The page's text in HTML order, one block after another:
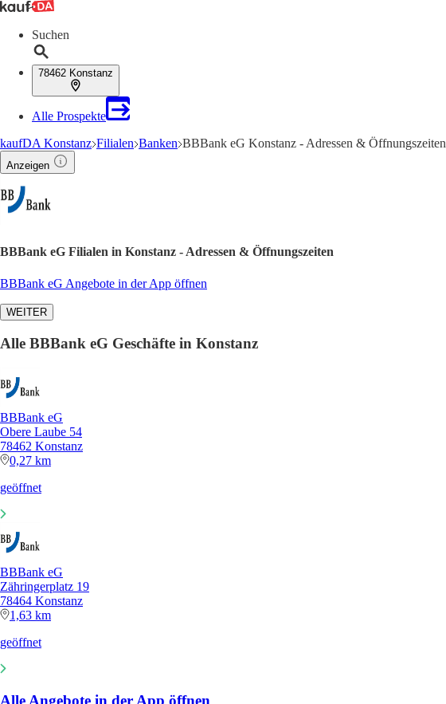
Suchen
78462 Konstanz
Alle Prospekte
kaufDA Konstanz Filialen Banken BBBank eG Konstanz - Adressen & Öffnungszeiten
Anzeigen
BBBank eG Filialen in Konstanz - Adressen & Öffnungszeiten
BBBank eG Angebote in der App öffnen
WEITER
Alle BBBank eG Geschäfte in Konstanz
BBBank eG
Obere Laube 54
78462 Konstanz
0,27 km
geöffnet
BBBank eG
Zähringerplatz 19
78464 Konstanz
1,63 km
geöffnet
Alle Angebote in der App öffnen